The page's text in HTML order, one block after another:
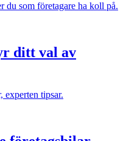
du som företagare ha koll på.
ditt val av
tipsar.